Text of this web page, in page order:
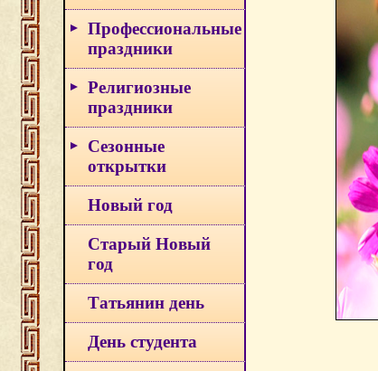
Профессиональные
праздники
Религиозные
праздники
Сезонные
открытки
Новый год
Старый Новый
год
Татьянин день
День студента